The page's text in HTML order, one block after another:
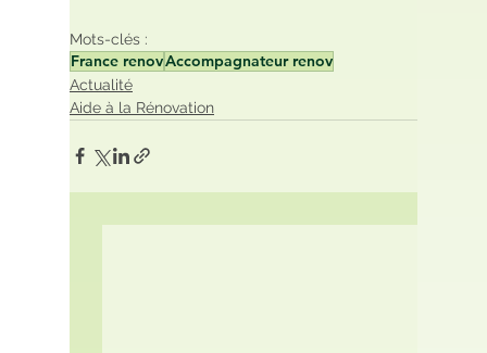
Mots-clés :
France renovAccompagnateur renov
Actualité
Aide à la Rénovation